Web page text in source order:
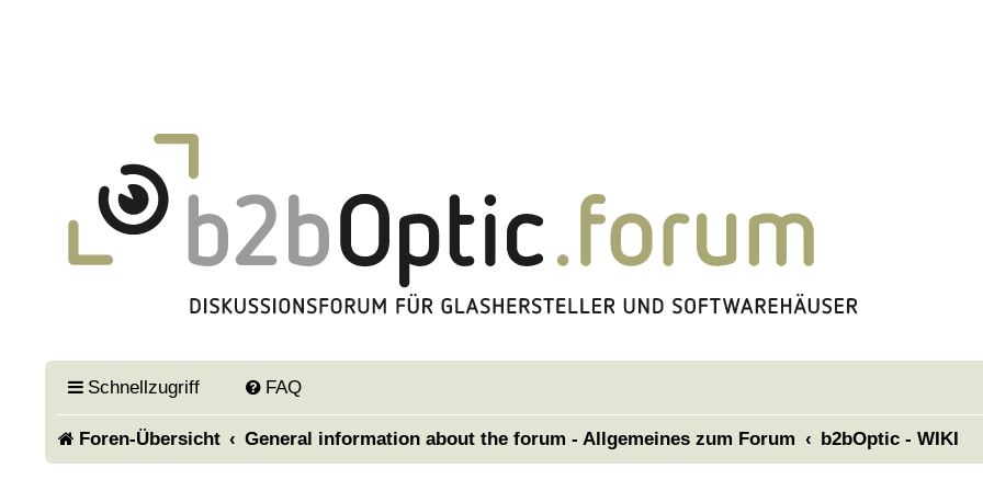
Schnellzugriff FAQ
Foren-Übersicht General information about the forum - Allgemeines zum Forum b2bOptic - WIKI